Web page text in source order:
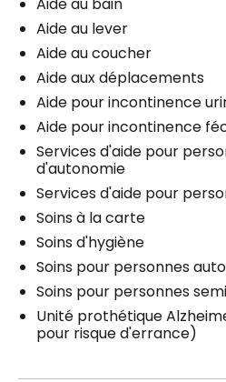
Aide au bain
Aide au lever
Aide au coucher
Aide aux déplacements
Aide pour incontinence
Aide pour incontinence
Services d'aide pour
d'autonomie
Services d'aide pour
Soins à la carte
Soins d'hygiène
Soins pour personnes
Soins pour personnes
Unité prothétique
pour risque d'errance)